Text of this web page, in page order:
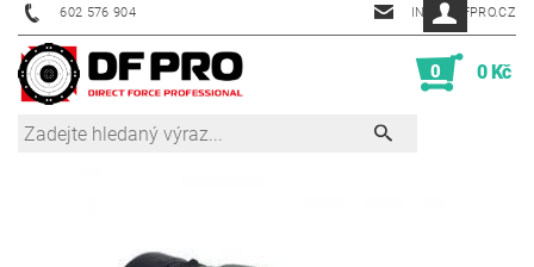
602 576 904 INFO@DFPRO.CZ
0 0 Kč